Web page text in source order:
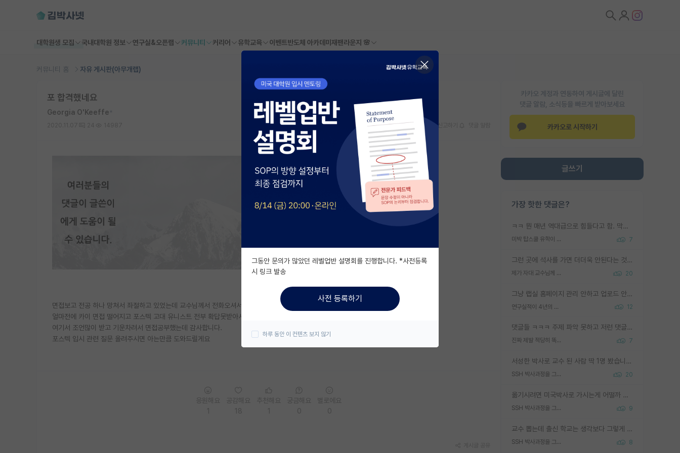
대학원생 모집 국내대학원 정보 연구실&오픈랩 커뮤니티 커리어 유학교육 이벤트반도체 아카데미 재팬라운지 🌸
커뮤니티 홈 자유 게시판(아무개랩)
카카오 계정과 연동하여 게시글에 달린
댓글 알람, 소식등을 빠르게 받아보세요
카카오로 시작하기
글쓰기
가장 핫한 댓글은?
ㅋㅋ 뭔 매년 역대급으로 힘들다고 함. 막상 보면 별로 변한건 없음.
미박 탑스쿨 유학이 빡세진 이유 7
그런 곳에 석사를 가면 더더욱 안된다는 것을 깨달으시면 된겁니다!
제가 자대 교수님께 무례하게 행동한 걸까요? 20
그냥 랩실 홈페이지 관리 안하고 업로드 안한거 아님?
연구실적이 4년의 공백이 있는거 어떻게 생각하냐 12
댓글들 ㅋㅋㅋ 주제 파악 못하고 저런 댓글들을 쓰네. 조직에 인간이 얼마나 중요한데 걱정될 수도 있지 ㅋㅋ 본인들은 퍽이나 잘하나봐 ? 현실은 남들한테 욕 안 먹는 1인분만 하는 것도 힘들텐데 ?
진짜 제발 적당히 똑똑한 박사과정이라도 위에 있었으면.. 7
서성한 박사로 교수 된 사람 딱 1명 봤습니다. 근데 지방대 박사로 교수된 거는 기적이 일어나야되요. 서성한 학부부터여도 빡센게 교수임용일텐데 지방대박사로 무슨 교수가 되나요...... 중소기업/중견기업 팀장급/연구소장급이나 될거 같네요.
SSH 박사과정을 그만두고 지방대 박사로 옮기면 교수의 꿈은 끝일까요? 20
옮기시려면 미국박사로 가시는게 어떨까 싶네요. 교수가 꿈이면 미국박사 하고 미국교수 까지 같이 노리시는게 기회가 많지 않을까요?
SSH 박사과정을 그만두고 지방대 박사로 옮기면 교수의 꿈은 끝일까요? 9
교수 뽑는데 출신 학교는 생각보다 그렇게 안 봄. 앞으로는 더 안 보게 될거임. 박사는 어디서 진행해도 됨. 단, 제대로 쌓고 좋은 실적 만들 수 있다면. 그런데 지방대는 그럴 가능성이 지극히 낮음. 나만 열심히 잘 하면 된다? 인간은 주변 환경에 지배되는 나약한 존재임. 주변의 지방대 대학원생과 섞이고 지방 특유의 여유로움 또는 나쁘게 얘기해서 나태함에 젖어 살다보면 교수의 꿈 자체를 잊어버리게 될 가능성도 있음. 주변 환경이 70~80%임.
SSH 박사과정을 그만두고 지방대 박사로 옮기면 교수의 꿈은 끝일까요? 8
포 합격했네요
Georgia O'Keeffe
스크랩 신고하기
면접보고 전공 하나 망쳐서 좌절하고 있었는데 교수님께서 전화오셔서 붙었다고 하셨네요
얼마전에 카이 면접 떨어지고 포스텍 고대 유니스트 전부 확답못받아서 우울하다고 글 썼었는데 오늘 합격했네요.
여기서 조언많이 받고 기운차려서 면접공부했는데 감사합니다.
포스텍 입시 관련 질문 올려주시면 아는만큼 도와드릴게요
그동안 문의가 많았던 레벨업반 설명회를 진행합니다. *사전등록
시 링크 발송
사전 등록하기
하루 동안 이 컨텐츠 보지 않기